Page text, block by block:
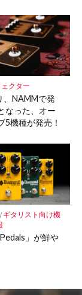
クター
、NAMMで発
なった、オー
5機種が発売！
/ ギタリスト向け機
」が鮮や